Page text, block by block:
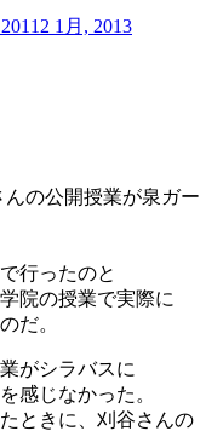
2 1月, 2013
の公開授業が泉ガー
行ったのと
院の授業で実際に
だ。
がシラバスに
感じなかった。
ときに、刈谷さんの